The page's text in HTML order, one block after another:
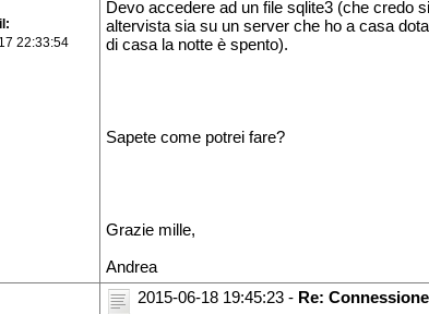
22:33:54
Devo accedere ad un file sqlite3 (che credo
altervista sia su un server che ho a casa
di casa la notte è spento).
Sapete come potrei fare?
Grazie mille,
Andrea
2015-06-18 19:45:23 - Re: